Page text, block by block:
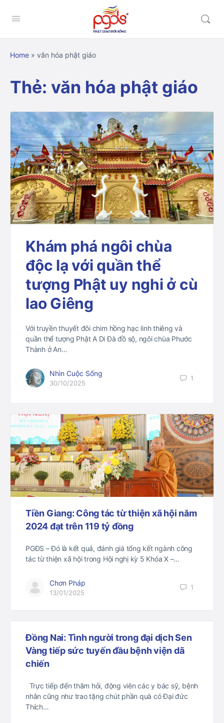
Home » văn hóa phật giáo
Thẻ: văn hóa phật giáo
Khám phá ngôi chùa
độc lạ với quần thể
tượng Phật uy nghi ở cù
lao Giêng
Với truyền thuyết đôi chim hồng hạc linh thiêng và
quần thể tượng Phật A Di Đà đồ sộ, ngôi chùa Phước
Thành ở An…
Nhìn Cuộc Sống
30/10/2025
1
Tiền Giang: Công tác từ thiện xã hội năm
2024 đạt trên 119 tỷ đồng
PGĐS – Đó là kết quả, đánh giá tổng kết ngành công
tác từ thiện xã hội trong Hội nghị kỳ 5 Khóa X –…
Chơn Pháp
13/01/2025
1
Đồng Nai: Tình người trong đại dịch Sen
Vàng tiếp sức tuyến đầu bệnh viện dã
chiến
Trực tiếp đến thăm hỏi, động viên các y bác sỹ, bệnh
nhân cũng như trao tặng chút phần quà có Đại đức
Thích…